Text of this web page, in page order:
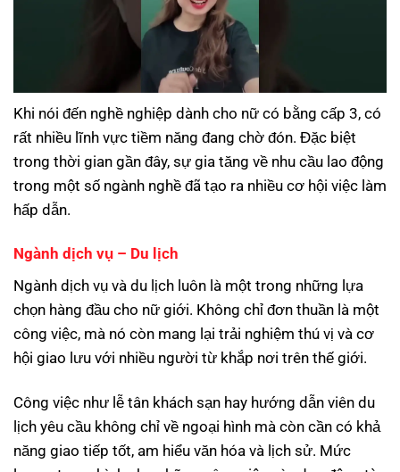
Khi nói đến nghề nghiệp dành cho nữ có bằng cấp 3, có
rất nhiều lĩnh vực tiềm năng đang chờ đón. Đặc biệt
trong thời gian gần đây, sự gia tăng về nhu cầu lao động
trong một số ngành nghề đã tạo ra nhiều cơ hội việc làm
hấp dẫn.
Ngành dịch vụ – Du lịch
Ngành dịch vụ và du lịch luôn là một trong những lựa
chọn hàng đầu cho nữ giới. Không chỉ đơn thuần là một
công việc, mà nó còn mang lại trải nghiệm thú vị và cơ
hội giao lưu với nhiều người từ khắp nơi trên thế giới.
Công việc như lễ tân khách sạn hay hướng dẫn viên du
lịch yêu cầu không chỉ về ngoại hình mà còn cần có khả
năng giao tiếp tốt, am hiểu văn hóa và lịch sử. Mức